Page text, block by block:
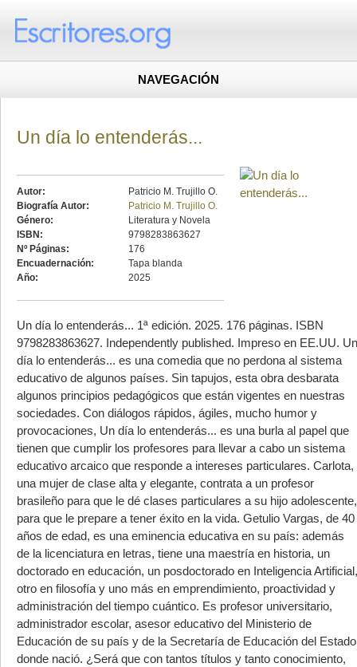
NAVEGACIÓN
Un día lo entenderás...
Autor:
Patricio M. Trujillo O.
Biografía Autor:
Patricio M. Trujillo O.
Género:
Literatura y Novela
ISBN:
9798283863627
Nº Páginas:
176
Encuadernación:
Tapa blanda
Año:
2025
Un día lo entenderás... 1ª edición. 2025. 176 páginas. ISBN
9798283863627. Independently published. Impreso en EE.UU. Un
día lo entenderás... es una comedia que no perdona al sistema
educativo de algunos países. Sin tapujos, esta obra desbarata
algunos principios pedagógicos que están vigentes en nuestras
sociedades. Con diálogos rápidos, ágiles, mucho humor y
provocaciones, Un día lo entenderás... es una burla al papel que
tienen que cumplir los profesores para llevar a cabo un sistema
educativo arcaico que responde a intereses particulares. Carlota,
una mujer de clase alta y elegante, contrata a un profesor
brasileño para que le dé clases particulares a su hijo adolescente,
para que le prepare a tener éxito en la vida. Getulio Vargas, de 40
años de edad, es una eminencia educativa en su país: además
de la licenciatura en letras, tiene una maestría en historia, un
doctorado en educación, un posdoctorado en Inteligencia Artificial,
otro en filosofía y uno más en emprendimiento, proactividad y
administración del tiempo cuántico. Es profesor universitario,
administrador escolar, asesor educativo del Ministerio de
Educación de su país y de la Secretaría de Educación del Estado
donde nació. ¿Será que con tantos títulos y tanto conocimiento,